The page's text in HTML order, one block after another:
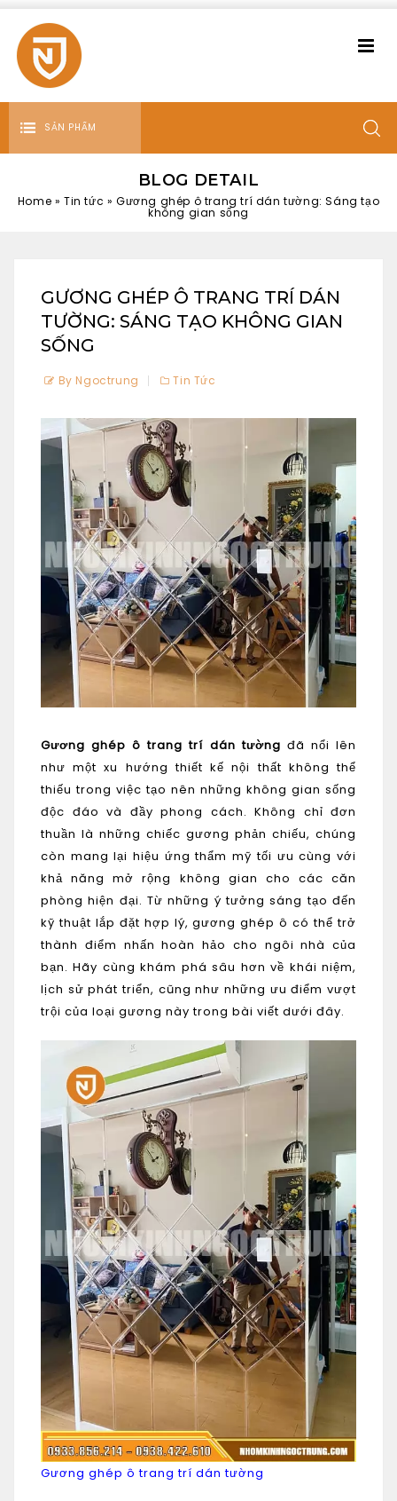
SẢN PHẨM
BLOG DETAIL
Home » Tin tức »Gương ghép ô trang trí dán tường: Sáng tạo
không gian sống
GƯƠNG GHÉP Ô TRANG TRÍ DÁN
TƯỜNG: SÁNG TẠO KHÔNG GIAN
SỐNG
By Ngoctrung Tin Tức
Gương ghép ô trang trí dán tường đã nổi lên
như một xu hướng thiết kế nội thất không thể
thiếu trong việc tạo nên những không gian sống
độc đáo và đầy phong cách. Không chỉ đơn
thuần là những chiếc gương phản chiếu, chúng
còn mang lại hiệu ứng thẩm mỹ tối ưu cùng với
khả năng mở rộng không gian cho các căn
phòng hiện đại. Từ những ý tưởng sáng tạo đến
kỹ thuật lắp đặt hợp lý, gương ghép ô có thể trở
thành điểm nhấn hoàn hảo cho ngôi nhà của
bạn. Hãy cùng khám phá sâu hơn về khái niệm,
lịch sử phát triển, cũng như những ưu điểm vượt
trội của loại gương này trong bài viết dưới đây.
Gương ghép ô trang trí dán tường